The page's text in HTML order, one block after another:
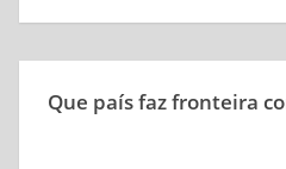
Que país faz fronteira